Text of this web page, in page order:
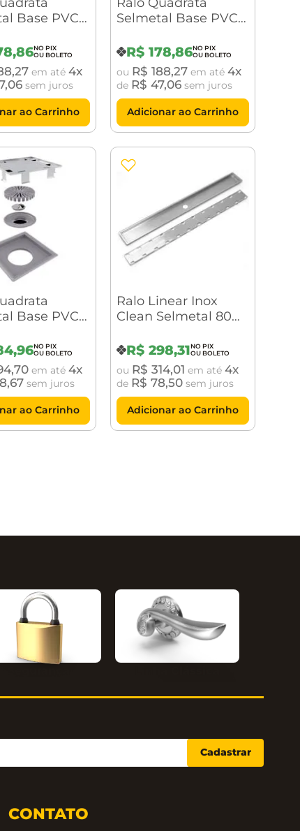
Base PVC
,86
,27em até 4
,06sem juros
ao Carrinho
Selmetal Base PVC
R$ 178,86
ou R$ 188,27em até 4
de R$ 47,06sem juros
Adicionar ao Carrinho
Base PVC
,96
,70em até 4
,67sem juros
ao Carrinho
Ralo Linear Inox
Clean Selmetal 80
(RLI800)
R$ 298,31
ou R$ 314,01 em até 4
de R$ 78,50sem juros
Adicionar ao Carrinho
Cadastrar
CONTATO